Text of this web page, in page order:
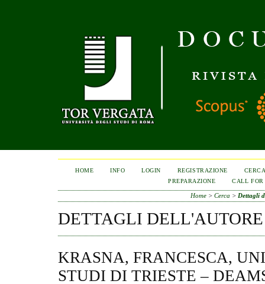
HOME INFO LOGIN REGISTRAZIONE
PREPARAZIONE
CALL FOR
Home> Cerca > Dettagli
DETTAGLI DELL'AUTORE
KRASNA, FRANCESCA,
STUDI DI TRIESTE –